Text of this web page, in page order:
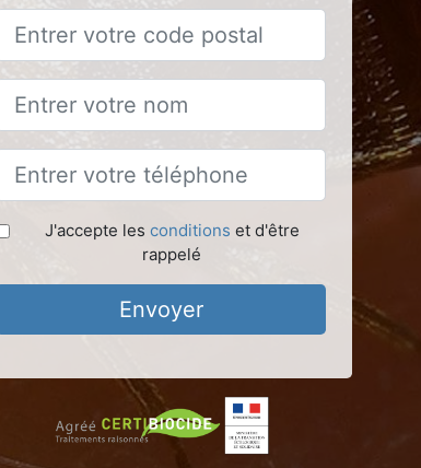
J'accepte les conditions et d'être
rappelé
Envoyer